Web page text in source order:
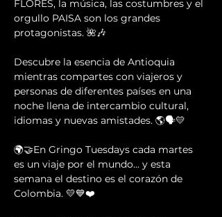
FLORES, la música, las costumbres y el
orgullo PAISA son los grandes
protagonistas. 🌺🎶
Descubre la esencia de Antioquia
mientras compartes con viajeros y
personas de diferentes países en una
noche llena de intercambio cultural,
idiomas y nuevas amistades. 🌎🗣️💛
🌍🤝En Gringo Tuesdays cada martes
es un viaje por el mundo... y esta
semana el destino es el corazón de
Colombia. 💛💙❤️